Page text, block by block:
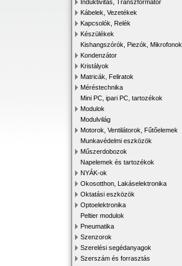
Induktivitás, Transzformátor
Kábelek, Vezetékek
Kapcsolók, Relék
Készülékek
Kishangszórók, Piezók, Mikrofonok
Kondenzátor
Kristályok
Matricák, Feliratok
Méréstechnika
Mini PC, ipari PC, tartozékok
Modulok
Modulvilág
Motorok, Ventilátorok, Fűtőelemek
Munkavédelmi eszközök
Műszerdobozok
Napelemek és tartozékok
NYÁK-ok
Okosotthon, Lakáselektronika
Oktatási eszközök
Optoelektronika
Peltier modulok
Pneumatika
Szenzorok
Szerelési segédanyagok
Szerszám és forrasztás